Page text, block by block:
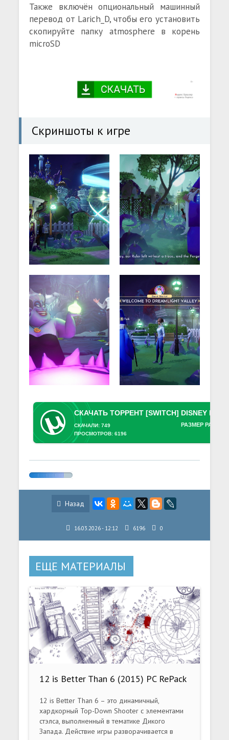
Также включён опциональный машинный
перевод от Larich_D, чтобы его установить
скопируйте папку atmosphere в корень
microSD
Скриншоты к игре
РАЗМЕР
СКАЧАЛИ: 749
ПРОСМОТРОВ: 6196
Назад
16.03.2026 - 12:12 6196 0
ЕЩЕ МАТЕРИАЛЫ
12 is Better Than 6 (2015) PC RePack
12 is Better Than 6 – это динамичный,
хардкорный Top-Down Shooter с элементами
стэлса, выполненный в тематике Дикого
Запада. Действие игры разворачивается в